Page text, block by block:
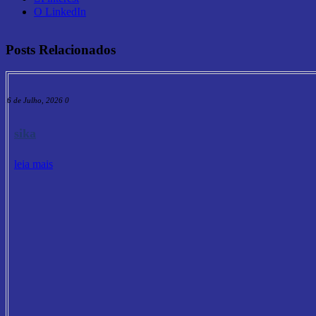
O LinkedIn
Posts Relacionados
16 de Julho, 2026 0
sika
leia mais